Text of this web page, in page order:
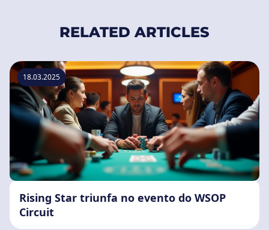
RELATED ARTICLES
18.03.2025
Rising Star triunfa no evento do WSOP
Circuit